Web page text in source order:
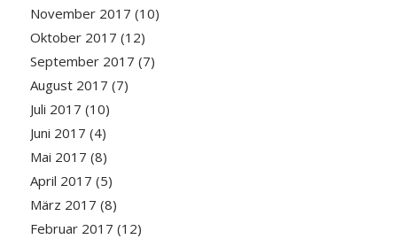
November 2017 (10)
Oktober 2017 (12)
September 2017 (7)
August 2017 (7)
Juli 2017 (10)
Juni 2017 (4)
Mai 2017 (8)
April 2017 (5)
März 2017 (8)
Februar 2017 (12)